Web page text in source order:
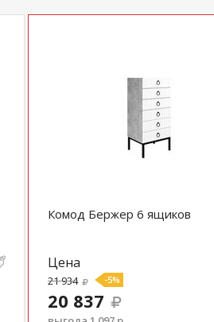
Комод Бержер 6 ящиков
Цена
21 934 -5%
20 837